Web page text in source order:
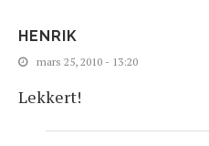
HENRIK
mars 25, 2010 - 13:20
Lekkert!